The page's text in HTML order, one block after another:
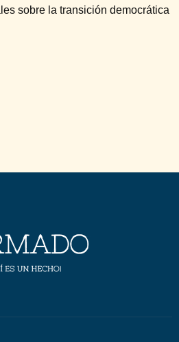
sobre la transición democrática